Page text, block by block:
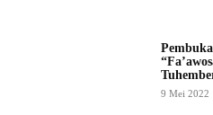
9 Mei 2022